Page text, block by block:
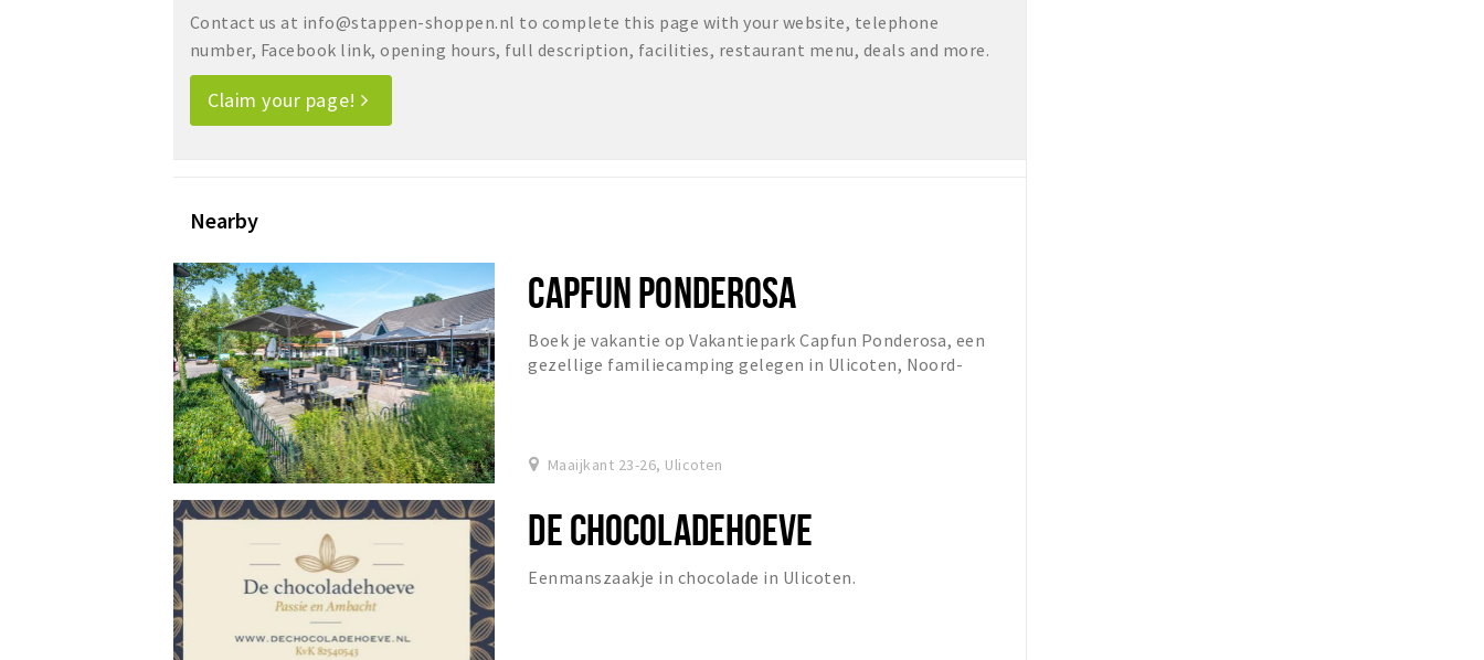
Contact us at info@stappen-shoppen.nl to complete this page with your website, telephone
number, Facebook link, opening hours, full description, facilities, restaurant menu, deals and more.
Claim your page!
Nearby
CAPFUN PONDEROSA
Boek je vakantie op Vakantiepark Capfun Ponderosa, een
gezellige familiecamping gelegen in Ulicoten, Noord-
Maaijkant 23-26, Ulicoten
DE CHOCOLADEHOEVE
Eenmanszaakje in chocolade in Ulicoten.